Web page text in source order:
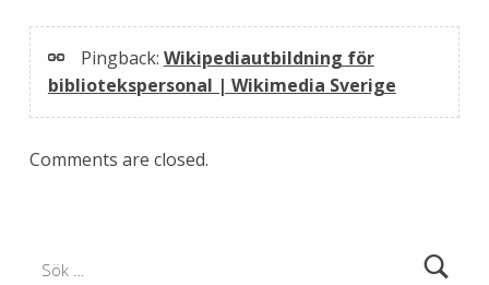
Pingback: Wikipediautbildning för
bibliotekspersonal | Wikimedia Sverige
Comments are closed.